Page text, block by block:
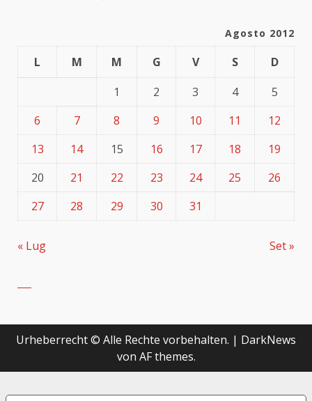
Agosto 2012
L M M G V S
D
1
2 3 4
5
6
7 8 9 10 11
12
13
14 15 16 17 18
19
20
21 22 23 24 25
26
27
28 29 30 31
« Lug Set »
Urheberrecht © Alle Rechte vorbehalten. | DarkNews
von AF themes.